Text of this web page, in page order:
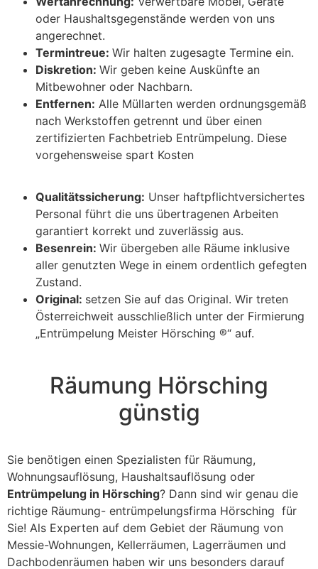
oder Haushaltsgegenstände werden von uns
angerechnet.
Termintreue: Wir halten zugesagte Termine ein.
Diskretion: Wir geben keine Auskünfte an
Mitbewohner oder Nachbarn.
Entfernen: Alle Müllarten werden ordnungsgemäß
nach Werkstoffen getrennt und über einen
zertifizierten Fachbetrieb Entrümpelung. Diese
vorgehensweise spart Kosten
Qualitätssicherung: Unser haftpflichtversichertes
Personal führt die uns übertragenen Arbeiten
garantiert korrekt und zuverlässig aus.
Besenrein: Wir übergeben alle Räume inklusive
aller genutzten Wege in einem ordentlich gefegten
Zustand.
Original: setzen Sie auf das Original. Wir treten
Österreichweit ausschließlich unter der Firmierung
„Entrümpelung Meister Hörsching ®“ auf.
Räumung Hörsching
günstig
Sie benötigen einen Spezialisten für Räumung,
Wohnungsauflösung, Haushaltsauflösung oder
Entrümpelung in Hörsching? Dann sind wir genau die
richtige Räumung- entrümpelungsfirma Hörsching für
Sie! Als Experten auf dem Gebiet der Räumung von
Messie-Wohnungen, Kellerräumen, Lagerräumen und
Dachbodenräumen haben wir uns besonders darauf